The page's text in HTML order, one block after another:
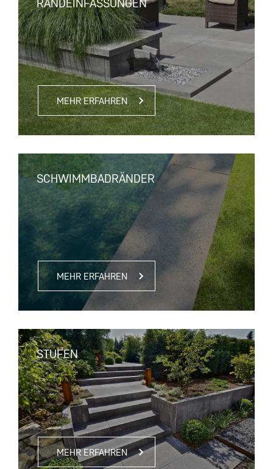
RANDEINFASSUNGEN
MEHR ERFAHREN
SCHWIMMBADRÄNDER
MEHR ERFAHREN
STUFEN
MEHR ERFAHREN